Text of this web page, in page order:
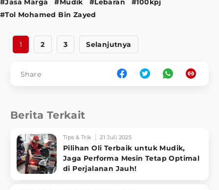
#Jasa Marga
#Mudik #Lebaran
#100kpj
#Tol Mohamed Bin Zayed
1 2 3 Selanjutnya
Share
Berita Terkait
Tips & Trik 21 Juli 2025
Pilihan Oli Terbaik untuk Mudik,
Jaga Performa Mesin Tetap Optimal
di Perjalanan Jauh!